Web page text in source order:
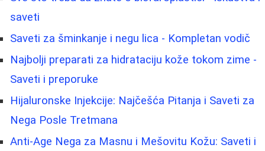
saveti
Saveti za šminkanje i negu lica - Kompletan vodič
Najbolji preparati za hidrataciju kože tokom zime -
Saveti i preporuke
Hijaluronske Injekcije: Najčešća Pitanja i Saveti za
Nega Posle Tretmana
Anti-Age Nega za Masnu i Mešovitu Kožu: Saveti i